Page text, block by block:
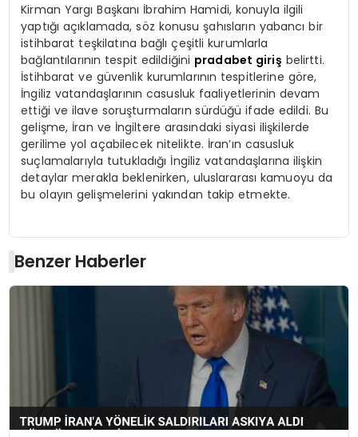
Kirman Yargı Başkanı İbrahim Hamidi, konuyla ilgili
yaptığı açıklamada, söz konusu şahısların yabancı bir
istihbarat teşkilatına bağlı çeşitli kurumlarla
bağlantılarının tespit edildiğini pradabet giriş belirtti.
İstihbarat ve güvenlik kurumlarının tespitlerine göre,
İngiliz vatandaşlarının casusluk faaliyetlerinin devam
ettiği ve ilave soruşturmaların sürdüğü ifade edildi. Bu
gelişme, İran ve İngiltere arasındaki siyasi ilişkilerde
gerilime yol açabilecek nitelikte. İran’ın casusluk
suçlamalarıyla tutukladığı İngiliz vatandaşlarına ilişkin
detaylar merakla beklenirken, uluslararası kamuoyu da
bu olayın gelişmelerini yakından takip etmekte.
Benzer Haberler